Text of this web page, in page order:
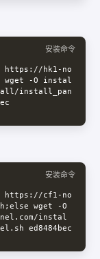
安装命令
hk1-no
-O instal
install_pan
安装命令
cf1-no
wget -O
instal
ed8484bec